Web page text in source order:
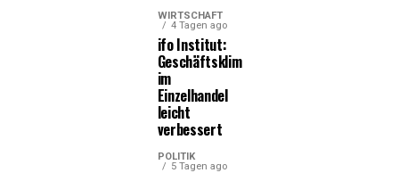
WIRTSCHAFT
4 Tagen ago
ifo Institut:
Geschäftsklima
im
Einzelhandel
leicht
verbessert
POLITIK
5 Tagen ago